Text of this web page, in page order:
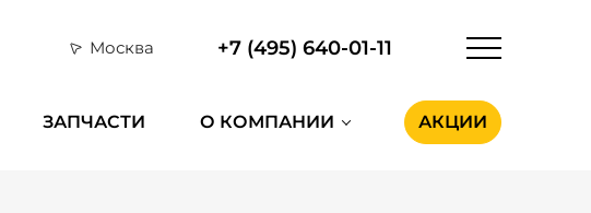
Москва +7 (495) 640-01-11
ЗАПЧАСТИ О КОМПАНИИ АКЦИИ